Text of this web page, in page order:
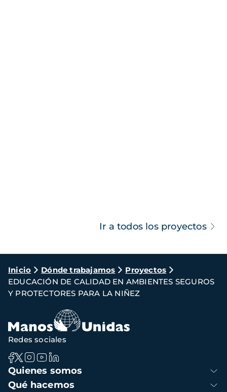
Ir a todos los proyectos
Ruta
de
navegación
Inicio Dónde trabajamos
Proyectos
EDUCACIÓN DE CALIDAD EN AMBIENTES SEGUROS
Y PROTECTORES PARA LA NIÑEZ
Navegación
principal
Quienes somos
Qué hacemos
Redes sociales